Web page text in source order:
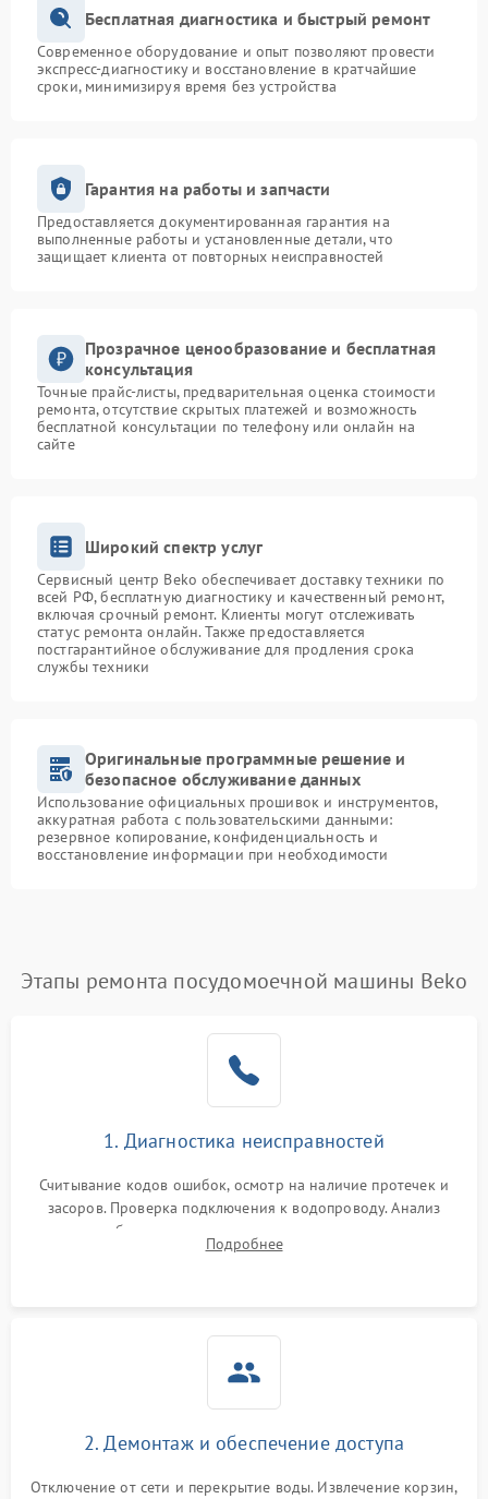
Бесплатная диагностика и быстрый ремонт
Современное оборудование и опыт позволяют провести
экспресс-диагностику и восстановление в кратчайшие
сроки, минимизируя время без устройства
Гарантия на работы и запчасти
Предоставляется документированная гарантия на
выполненные работы и установленные детали, что
защищает клиента от повторных неисправностей
Прозрачное ценообразование и бесплатная
консультация
Точные прайс-листы, предварительная оценка стоимости
ремонта, отсутствие скрытых платежей и возможность
бесплатной консультации по телефону или онлайн на
сайте
Широкий спектр услуг
Сервисный центр Beko обеспечивает доставку техники по
всей РФ, бесплатную диагностику и качественный ремонт,
включая срочный ремонт. Клиенты могут отслеживать
статус ремонта онлайн. Также предоставляется
постгарантийное обслуживание для продления срока
службы техники
Оригинальные программные решение и
безопасное обслуживание данных
Использование официальных прошивок и инструментов,
аккуратная работа с пользовательскими данными:
резервное копирование, конфиденциальность и
восстановление информации при необходимости
Этапы ремонта посудомоечной машины Beko
1. Диагностика неисправностей
Считывание кодов ошибок, осмотр на наличие протечек и
засоров. Проверка подключения к водопроводу. Анализ
жалоб на отсутствие слива, нагрева, вращения
разбрызгивателей или срабатывание системы защиты
Подробнее
2. Демонтаж и обеспечение доступа
Отключение от сети и перекрытие воды. Извлечение корзин,